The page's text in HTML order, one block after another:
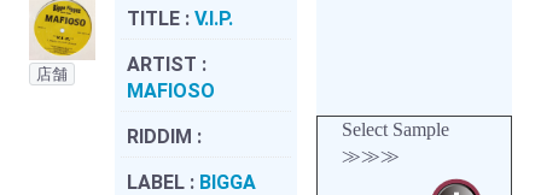
店舗
TITLE : V.I.P.
ARTIST :
MAFIOSO
RIDDIM :
LABEL : BIGGA
Select Sample
≫≫≫